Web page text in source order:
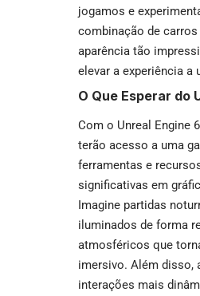
jogamos e
combinação de
aparência tão
elevar a experiência a
O Que Esperar do
Com o Unreal Engine
terão acesso a uma
ferramentas e
significativas em
Imagine partidas
iluminados de forma
atmosféricos que
imersivo. Além disso,
interações mais